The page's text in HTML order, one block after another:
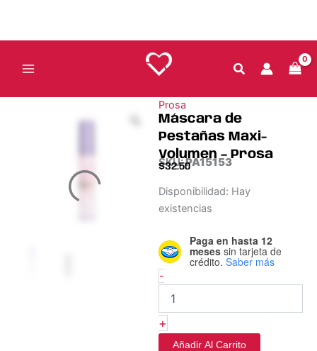
contenido
Prosa
Máscara de
Pestañas Maxi-
Volumen – Prosa
SKU:PA15153
$32.50
Disponibilidad: Hay
existencias
Paga en hasta 12
meses sin tarjeta de
crédito. Saber más
-
Máscara
de
Volumen
-
cantidad
+
Añadir Al Carrito